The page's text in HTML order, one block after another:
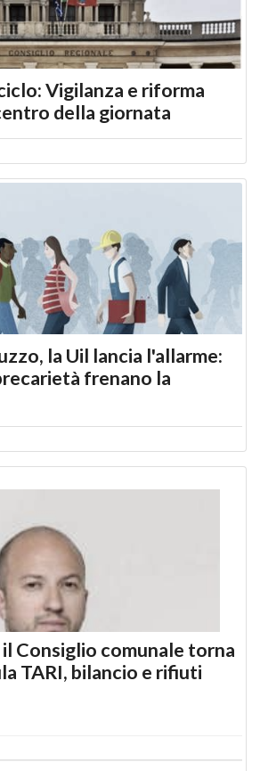
Vigilanza e riforma
della giornata
la Uil lancia l'allarme:
frenano la
Consiglio comunale torna
TARI, bilancio e rifiuti